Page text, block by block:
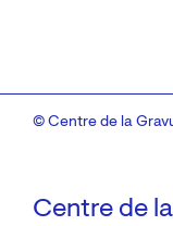
Centre de
© Centre de la